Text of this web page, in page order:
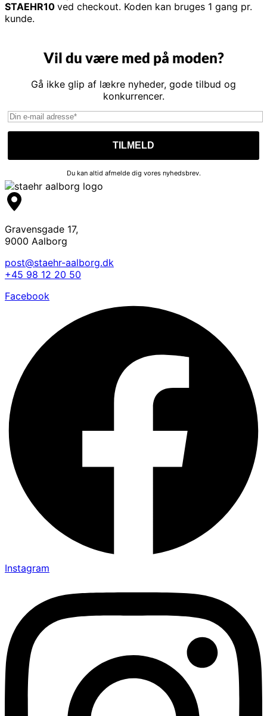
STAEHR10 ved checkout. Koden kan bruges 1 gang pr.
kunde.
Vil du være med på moden?
Gå ikke glip af lækre nyheder, gode tilbud og
konkurrencer.
Du kan altid afmelde dig vores nyhedsbrev.
Gravensgade 17,
9000 Aalborg
post@staehr-aalborg.dk
+45 98 12 20 50
Facebook
Instagram